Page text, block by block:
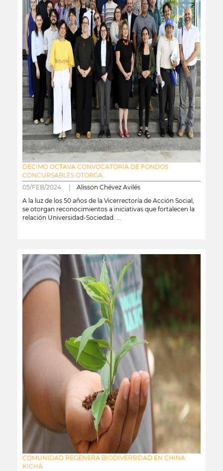
DÉCIMO OCTAVA CONVOCATORIA DE FONDOS
CONCURSABLES OTORGA...
05/FEB/2024 | Alisson Chévez Avilés
A la luz de los 50 años de la Vicerrectoría de Acción Social,
se otorgan reconocimientos a iniciativas que fortalecen la
relación Universidad-Sociedad. ...
COMUNIDAD REGENERA BIODIVERSIDAD EN CHINA
KICHÁ